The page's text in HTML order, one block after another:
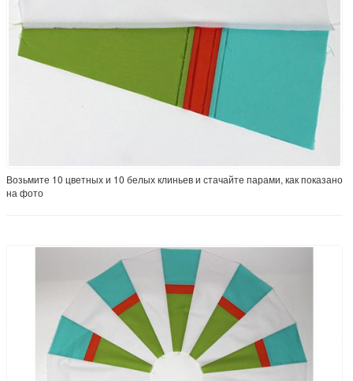
Возьмите 10 цветных и 10 белых клиньев и стачайте парами, как показано
на фото